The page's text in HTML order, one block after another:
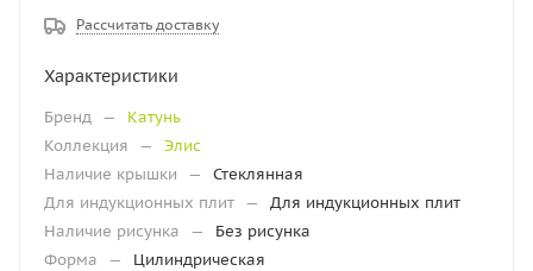
Рассчитать доставку
Характеристики
Бренд —
Катунь
Коллекция
—
Элис
Наличие крышки
—
Стеклянная
Для индукционных плит —
Для индукционных плит
Наличие рисунка
—
Без рисунка
Форма
— Цилиндрическая